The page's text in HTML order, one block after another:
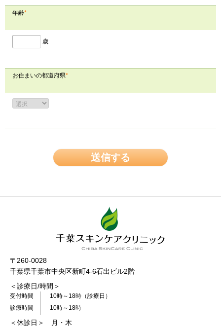
年齢*
歳
お住まいの都道府県*
〒260-0028
千葉県千葉市中央区新町4-6石出ビル2階
＜診療日/時間＞
受付時間
10時～18時（診療日）
診療時間
10時～18時
＜休診日＞ 月・木